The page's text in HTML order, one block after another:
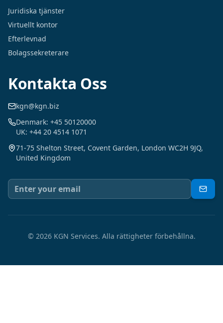
Juridiska tjänster
Virtuellt kontor
Efterlevnad
Bolagssekreterare
Kontakta Oss
kgn@kgn.biz
Denmark: +45 50120000
UK: +44 20 4514 1071
71-75 Shelton Street, Covent Garden, London WC2H 9JQ,
United Kingdom
© 2026KGN Services. Alla rättigheter förbehållna.